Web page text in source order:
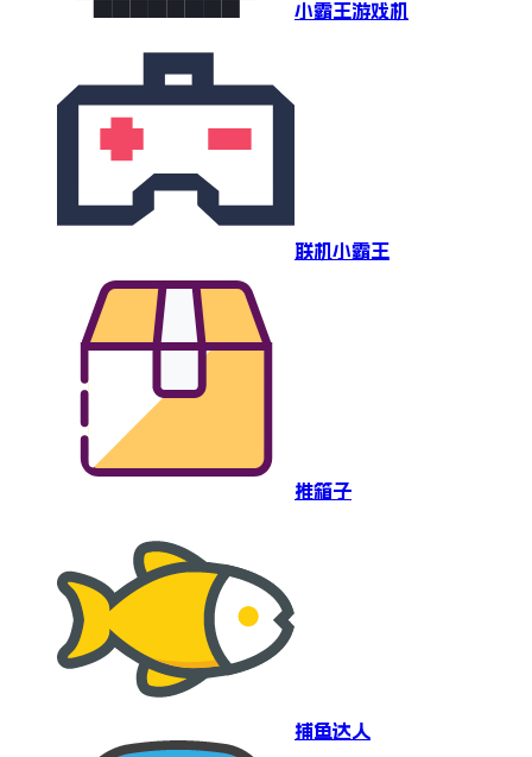
小霸王游戏机
联机小霸王
推箱子
捕鱼达人